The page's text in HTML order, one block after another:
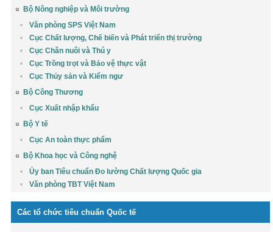
Bộ Nông nghiệp và Môi trường
Văn phòng SPS Việt Nam
Cục Chất lượng, Chế biến và Phát triển thị trường
Cục Chăn nuôi và Thú y
Cục Trồng trọt và Bảo vệ thực vật
Cục Thủy sản và Kiểm ngư
Bộ Công Thương
Cục Xuất nhập khẩu
Bộ Y tế
Cục An toàn thực phẩm
Bộ Khoa học và Công nghệ
Ủy ban Tiêu chuẩn Đo lường Chất lượng Quốc gia
Văn phòng TBT Việt Nam
Các tổ chức tiêu chuẩn Quốc tế